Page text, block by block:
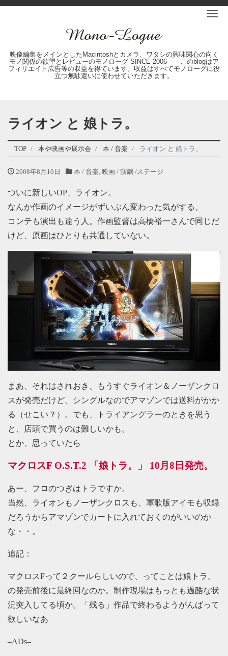
映像編集をメインとしたMacintoshとカメラ、ワタシの興味関心の向く
モノ関係の欲望とレビューのモノローグ SINCE 2006 このblogはア
フィリエイト広告等の収益を得ています。収益はすべてモノローグに役
立つ無駄遣いに使わせていただきます。
ライオン と 娘トラ。
TOP 本や映画や展示会 本 / 音楽 ライオン と 娘トラ。
2008年8月10日 本 / 音楽, 映画 / 演劇 /ステージ
ついに新しいOP、ライオン。
なんか作画のイメージがずいぶん変わった気がする。
コンテも演出も違う人。作画監督は高橋裕一さんで同じだ
けど、原画はひとりも共通していない。
まあ、それはされおき、もうすぐライオン＆ノーザンクロ
スが発売だけど、シングルなのでアマゾンでは送料がかか
る（せこい？）。でも、トライアングラーのときを思う
と、店頭で買うのは難しいかも。
とか、思っていたら
マクロスF O.S.T.2 「娘トラ。」 10月8日発売。
あー、フロのつぎはトラですか。
当然、ライオンもノーザンクロスも、軍歌版アイモも収録
だろうからアマゾンでカートに入れておくのがいいのか
な・・。
追記：
マクロスFって２クールらしいので、ってことは娘トラ。
の発売前後に最終回なのか。制作現場はもっとも過酷な状
況突入してる頃か。「残る」作品で終わるようがんばって
欲しいなあ
–ADs–